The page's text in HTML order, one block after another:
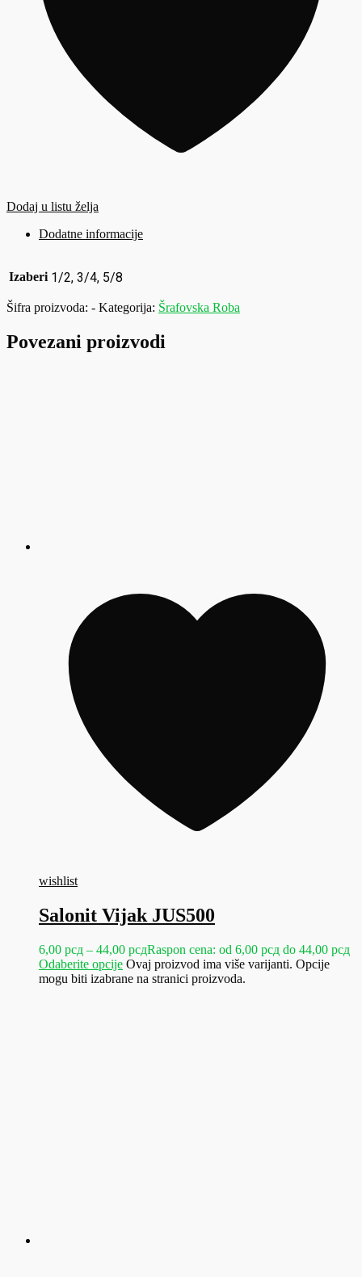
Dodaj u listu želja
Dodatne informacije
Izaberi 1/2, 3/4, 5/8
Šifra proizvoda: - Kategorija: Šrafovska Roba
Povezani proizvodi
wishlist
Salonit Vijak JUS500
6,00 рсд – 44,00 рсдRaspon cena: od 6,00 рсд do 44,00 рсд
Odaberite opcije Ovaj proizvod ima više varijanti. Opcije
mogu biti izabrane na stranici proizvoda.